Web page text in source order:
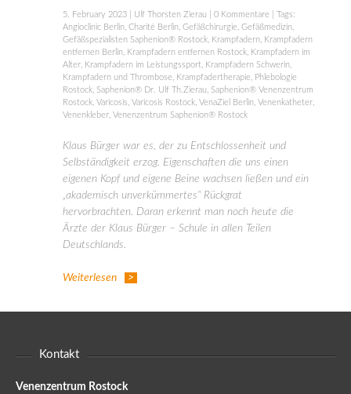
5. February 2023 Ulf Thorsten Zierau 0 Kommentare | Tags:
Angioclinic Berlin Charité Berlin Gefäßchirurgie Gefäßmedizin
Gefäßspezialisten Saphenion® Rostock
Krampfadern
Krampfadern
entfernen Berlin
Krampfadern entfernen Rostock
Krampfadern im
Alter
Krampfadern im Leistungssport Krampfadern Schwerin
Krampfadern und Thrombose
Krampfadertherapie
Phlebologie
Rostock Saphenion® Dr. Ulf Th.Zierau
Saphenion® Venenzentrum
Rostock Varicosis Varicosis Rostock VenaZiel Berlin Venenkatheter
Venenkleber Venenzentrum Saphenion® Rostock
Klaus Bürger war es, der zu Entschlossenheit und
Selbständigkeit erzog. Eigenschaften die uns einen
eigenen Kopf und eigene Beine wachsen ließen und ein
„akademisch unverkümmertes“ Rückgrat
hervorbrachten. Daran erkennt man noch heute die
Ärzte der Klaus Bürger – Schule in allen Teilen
Deutschlands.
Weiterlesen
Kontakt
Venenzentrum Rostock